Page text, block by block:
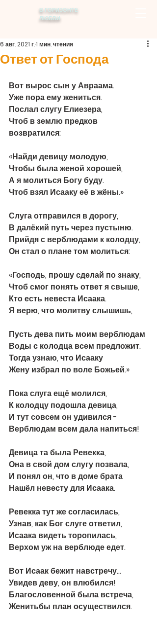
В ГОРИЗОНТЕ
ЛЮБВИ
Ответ от Господа
6 авг. 2021 г.1 мин. чтения
Вот вырос сын у Авраама.
Уже пора ему жениться.
Послал слугу Елиезера,
Чтоб в землю предков
возвратился:
«Найди девицу молодую,
Чтобы была женой хорошей,
А я молиться Богу буду.
Чтоб взял Исааку её в жёны.»
Слуга отправился в дорогу,
В далёкий путь через пустыню.
Прийдя с верблюдами к колодцу,
Он стал о плане том молиться:
«Господь, прошу сделай по знаку,
Чтоб смог понять ответ я свыше,
Кто есть невеста Исаака.
Я верю, что молитву слышишь,
Пусть дева пить моим верблюдам
Воды с колодца всем предложит.
Тогда узнаю, что Исааку
Жену избрал по воле Божьей.»
Пока слуга ещё молился,
К колодцу подошла девица,
И тут совсем он удивился -
Верблюдам всем дала напиться!
Девица та была Ревекка,
Она в свой дом слугу позвала,
И понял он, что в доме брата
Нашёл невесту для Исаака.
Ревекка тут же согласилась,
Узнав, как Бог слуге ответил,
Исаака видеть торопилась,
Верхом уж на верблюде едет.
Вот Исаак бежит навстречу…
Увидев деву, он влюбился!
Благословенной была встреча,
Женитьбы план осуществился.